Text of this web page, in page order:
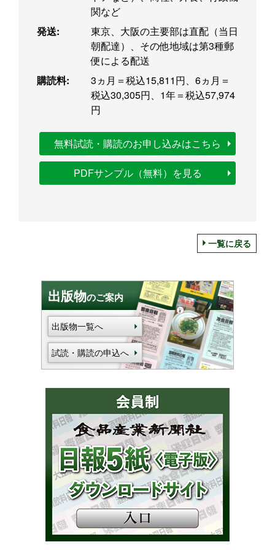
関など
発送:
東京、大阪の主要部は直配（当日
朝配達）、その他地域は第3種郵
便による配送
購読料:
3ヵ月＝税込15,811円、6ヵ月＝
税込30,305円、1年＝税込57,974
円
無料試読・購読のお申し込みはこちら
PDFサンプル（無料）を見る
一覧に戻る
出版物のご案内
出版物一覧へ
試読・購読の申込へ